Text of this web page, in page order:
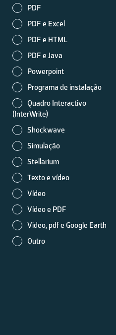
PDF
PDF e Excel
PDF e HTML
PDF e Java
Powerpoint
Programa de instalação
Quadro Interactivo
(InterWrite)
Shockwave
Simulação
Stellarium
Texto e vídeo
Vídeo
Vídeo e PDF
Video, pdf e Google Earth
Outro